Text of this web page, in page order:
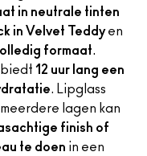
in neutrale tinten
in Velvet Teddyen
formaat.
biedt 12 uur lang een
. Lipglass
lagen kan
finish of
te doen in een